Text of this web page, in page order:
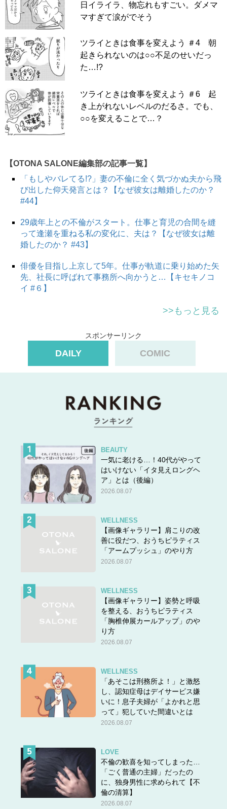
スポンサーリンク
スポンサーリンク
＜＜前の話
『ねこマンガ 在宅医たんぽぽ先生物語 さいごはおうち
永井康徳 (著), ミューズワーク(ねこまき) (イラスト) 主
日イライラ、物忘れもすごい。ダメマ
マすぎて涙がでそう
ツライときは食事を変えよう ＃4 朝
起きられないのは○○不足のせいだっ
た…!?
ツライときは食事を変えよう ＃6 起
き上がれないレベルのだるさ。でも、
○○を変えることで…？
【OTONA SALONE編集部の記事一覧】
「もしやバレてる!?」妻の不倫に全く気づかぬ夫から飛
び出した仰天発言とは？【なぜ彼女は離婚したのか？
#44】
29歳年上との不倫がスタート。仕事と育児の合間を縫
って逢瀬を重ねる私の変化に、夫は？【なぜ彼女は離
婚したのか？ #43】
俳優を目指し上京して5年。仕事が軌道に乗り始めた矢
先、社長に呼ばれて事務所へ向かうと…【キセキノコ
イ #６】
>>もっと見る
スポンサーリンク
DAILY COMIC
BEAUTY
一気に老ける…！40代がやって
はいけない「イタ見えロングヘ
ア」とは（後編）
2026.08.07
WELLNESS
【画像ギャラリー】肩こりの改
善に役だつ、おうちピラティス
「アームプッシュ」のやり方
2026.08.07
WELLNESS
【画像ギャラリー】姿勢と呼吸
を整える、おうちピラティス
「胸椎伸展カールアップ」のや
り方
2026.08.07
WELLNESS
「あそこは刑務所よ！」と激怒
し、認知症母はデイサービス嫌
いに！息子夫婦が「よかれと思
って」犯していた間違いとは
2026.08.07
LOVE
不倫の歓喜を知ってしまった…
「ごく普通の主婦」だったの
に、独身男性に求められて【不
倫の清算】
2026.08.07